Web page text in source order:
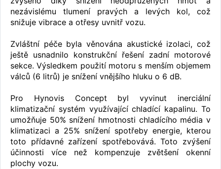
nezávislému tlumení pravých a levých kol, což
snižuje vibrace a otřesy uvnitř vozu.
Zvláštní péče byla věnována akustické izolaci, což
ještě usnadnilo konstrukční řešení zadní motorové
sekce. Výsledkem použití motoru s menším objemem
válců (6 litrů) je snížení vnějšího hluku o 6 dB.
Pro Hynovis Concept byl vyvinut inerciální
klimatizační systém využívající chladící kapalinu. To
umožňuje 50% snížení hmotnosti chladícího média v
klimatizaci a 25% snížení spotřeby energie, kterou
toto přídavné zařízení spotřebovává. Toto zvýšení
účinnosti více než kompenzuje zvětšení okenní
plochy vozu.